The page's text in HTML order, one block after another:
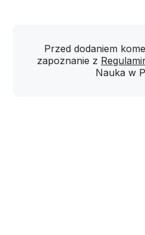
Przed dodaniem
zapoznanie z
Nauka w